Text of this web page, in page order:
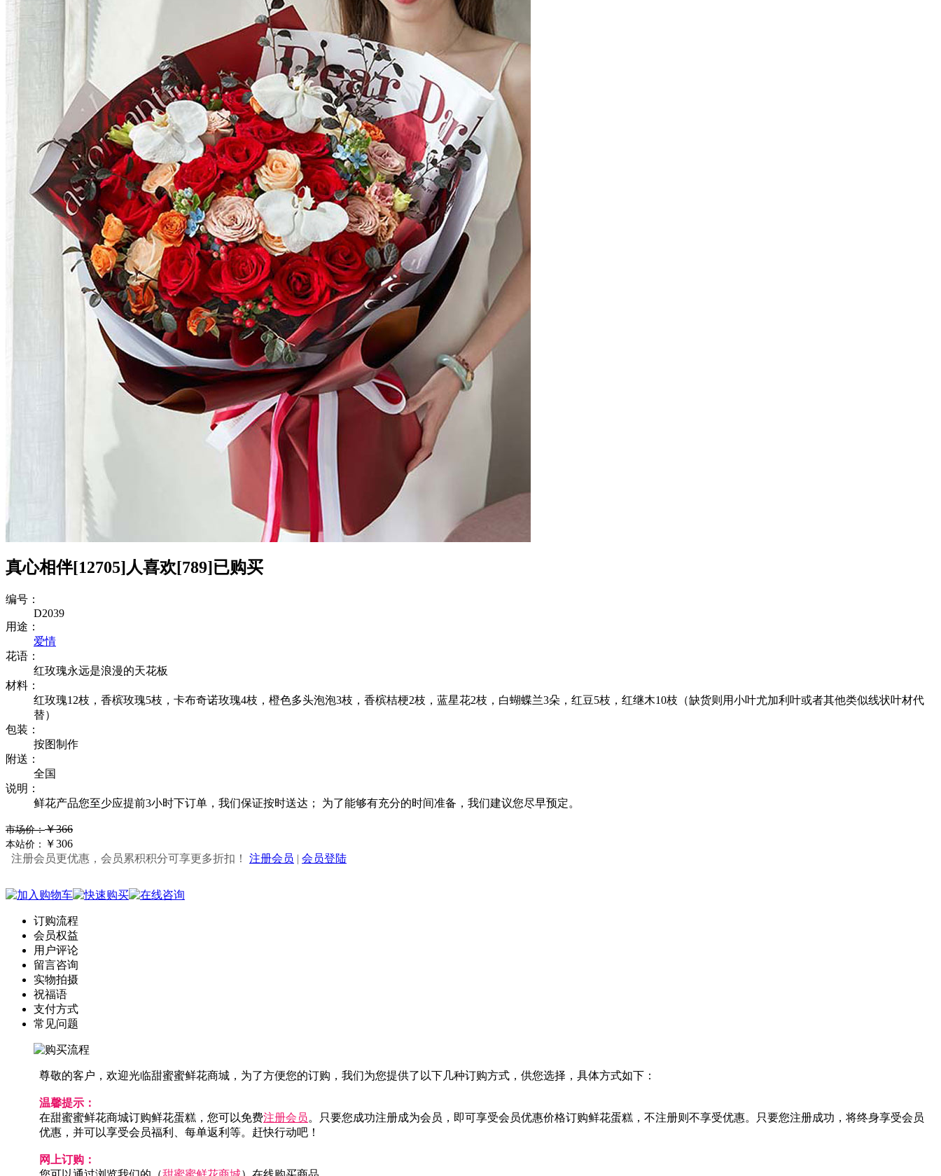
真心相伴[12705]人喜欢[789]已购买
编号：
D2039
用途：
爱情
花语：
红玫瑰永远是浪漫的天花板
材料：
红玫瑰12枝，香槟玫瑰5枝，卡布奇诺玫瑰4枝，橙色多头泡泡3枝，香槟桔梗2枝，蓝星花2枝，白蝴蝶兰3朵，红豆5枝，红继木10枝（缺货则用小叶尤加利叶或者其他类似线状叶材代
替）
包装：
按图制作
附送：
全国
说明：
鲜花产品您至少应提前3小时下订单，我们保证按时送达； 为了能够有充分的时间准备，我们建议您尽早预定。
市场价：￥366
本站价：
￥306
注册会员更优惠，会员累积积分可享更多折扣！ 注册会员 | 会员登陆
订购流程
会员权益
用户评论
留言咨询
实物拍摄
祝福语
支付方式
常见问题
尊敬的客户，欢迎光临甜蜜蜜鲜花商城，为了方便您的订购，我们为您提供了以下几种订购方式，供您选择，具体方式如下：
温馨提示：
在甜蜜蜜鲜花商城订购鲜花蛋糕，您可以免费注册会员。只要您成功注册成为会员，即可享受会员优惠价格订购鲜花蛋糕，不注册则不享受优惠。只要您注册成功，将终身享受会员
优惠，并可以享受会员福利、每单返利等。赶快行动吧！
网上订购：